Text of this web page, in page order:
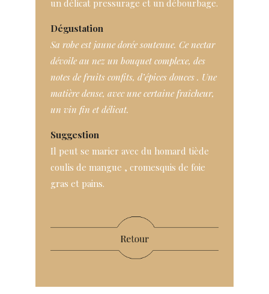
un délicat pressurage et un débourbage.
Dégustation
Sa robe est jaune dorée soutenue. Ce nectar
dévoile au nez un bouquet complexe, des
notes de fruits confits, d’épices douces . Une
matière dense, avec une certaine fraîcheur,
un vin fin et délicat.
Suggestion
Il peut se marier avec du homard tiède
coulis de mangue , cromesquis de foie
gras et pains.